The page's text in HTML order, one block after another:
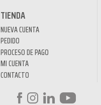
TIENDA
NUEVA CUENTA
PEDIDO
PROCESO DE PAGO
MI CUENTA
CONTACTO